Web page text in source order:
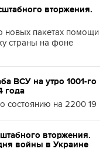
вторжения.
новых пакетах помощи
страны на фоне
ВСУ на утро 1001-го
года
состоянию на 2200 19
вторжения.
войны в Украине